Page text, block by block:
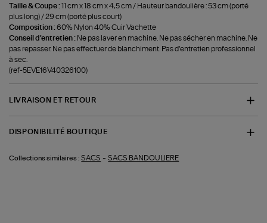
Taille & Coupe :11 cm x 18 cm x 4,5 cm / Hauteur bandoulière : 53 cm (porté
plus long) / 29 cm (porté plus court)
Composition :60% Nylon 40% Cuir Vachette
Conseil d'entretien : Ne pas laver en machine. Ne pas sécher en machine. Ne
pas repasser. Ne pas effectuer de blanchiment. Pas d’entretien professionnel
à sec.
(ref-5EVE16V40326100)
LIVRAISON ET RETOUR
DISPONIBILITÉ BOUTIQUE
Collections similaires : SACS -SACS BANDOULIERE